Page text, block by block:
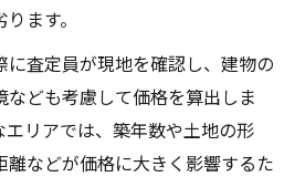
ます。
に査定員が現地を確認し、建物の
ども考慮して価格を算出しま
リアでは、築年数や土地の形
などが価格に大きく影響するた